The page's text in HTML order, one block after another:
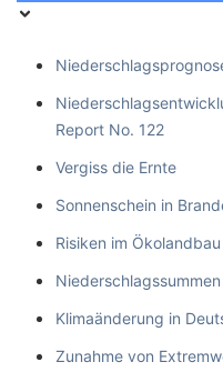
Report No. 122
Vergiss die Ernte
Sonnenschein in
Risiken im Ökolandbau
Klimaänderung in
Zunahme von